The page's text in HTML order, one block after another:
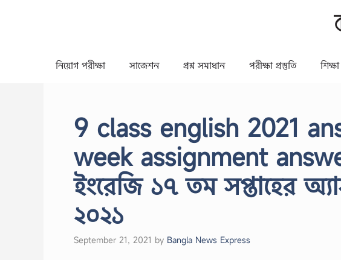
নিয়োগ পরীক্ষা সাজেশন প্রশ্ন সমাধান পরীক্ষা প্রস্তুতি শিক্ষা
9 class english 2021
week assignment
ইংরেজি ১৭ তম সপ্তাহের
২০২১
September 21, 2021 by Bangla News Express